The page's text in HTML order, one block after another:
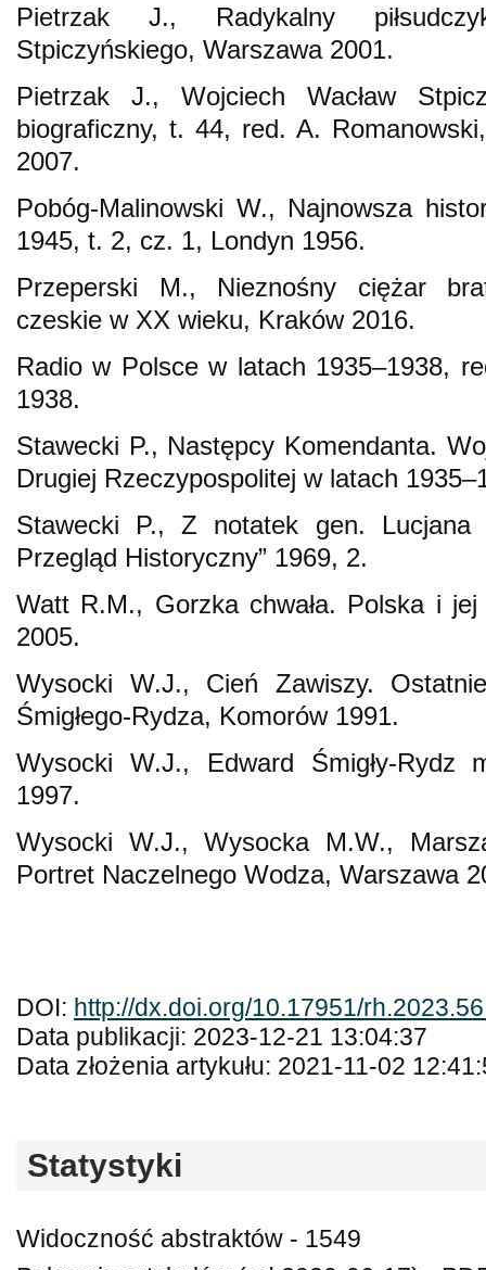
Pietrzak J., Radykalny
Stpiczyńskiego, Warszawa 2001.
Pietrzak J., Wojciech Wacław
biograficzny, t. 44, red. A.
2007.
Pobóg-Malinowski W., Najnowsza
1945, t. 2, cz. 1, Londyn 1956.
Przeperski M., Nieznośny ciężar
czeskie w XX wieku, Kraków 2016.
Radio w Polsce w latach 1935–1938,
1938.
Stawecki P., Następcy Komendanta.
Drugiej Rzeczypospolitej w latach
Stawecki P., Z notatek gen. Lucjana
Przegląd Historyczny” 1969, 2.
Watt R.M., Gorzka chwała. Polska i
2005.
Wysocki W.J., Cień Zawiszy.
Śmigłego-Rydza, Komorów 1991.
Wysocki W.J., Edward Śmigły-Rydz
1997.
Wysocki W.J., Wysocka M.W.,
Portret Naczelnego Wodza, Warszawa
DOI: http://dx.doi.org/10.17951/
Data publikacji: 2023-12-21 13:04:37
Data złożenia artykułu: 2021-11-02
Statystyki
Widoczność abstraktów - 1549